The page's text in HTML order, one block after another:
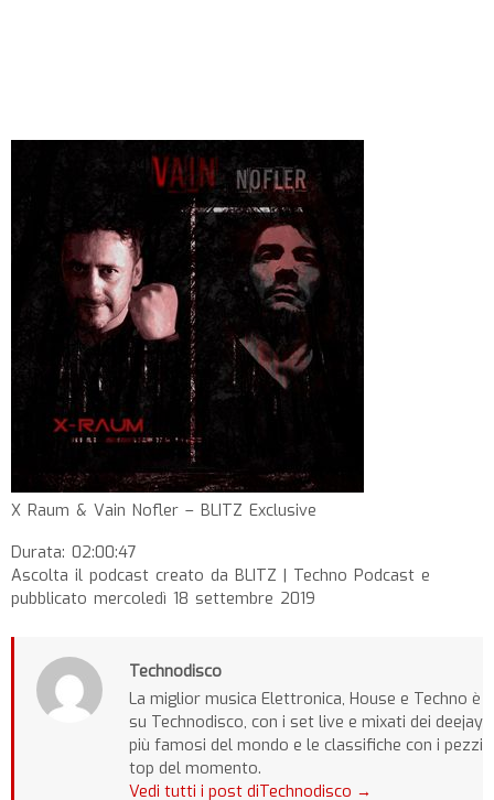
X Raum & Vain Nofler – BLITZ Exclusive
Durata: 02:00:47
Ascolta il podcast creato da BLITZ | Techno Podcast e
pubblicato mercoledì 18 settembre 2019
Technodisco
La miglior musica Elettronica, House e Techno è
su Technodisco, con i set live e mixati dei deejay
più famosi del mondo e le classifiche con i pezzi
top del momento.
Vedi tutti i post diTechnodisco →